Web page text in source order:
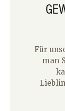
Für
man